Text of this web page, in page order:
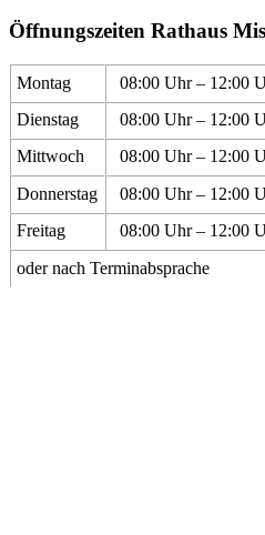
Öffnungszeiten Rathaus
Montag 08:00 Uhr – 12:00
Dienstag
08:00 Uhr – 12:00
Mittwoch
08:00 Uhr – 12:00
Donnerstag
08:00 Uhr – 12:00
Freitag
08:00 Uhr – 12:00
oder nach Terminabsprache